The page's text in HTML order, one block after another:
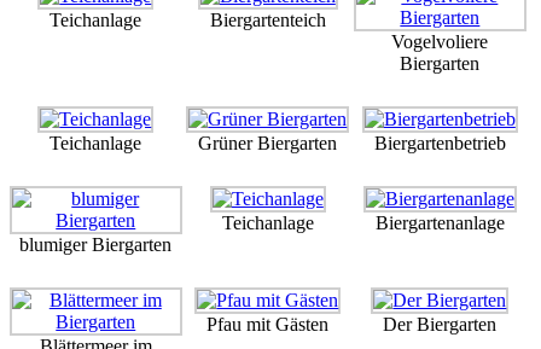
Teichanlage
Biergartenteich
Vogelvoliere
Biergarten
Teichanlage Grüner Biergarten Biergartenbetrieb
blumiger Biergarten
Teichanlage Biergartenanlage
Pfau mit Gästen Der Biergarten